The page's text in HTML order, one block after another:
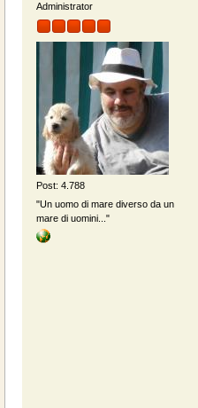
Administrator
Post: 4.788
"Un uomo di mare diverso da un
mare di uomini..."